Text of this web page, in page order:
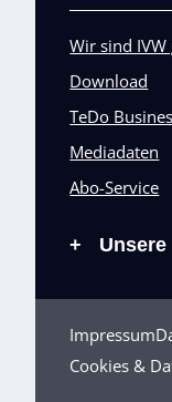
Wir sind
Download
TeDo
Mediadaten
Abo-Service
+
Impressum
Cookies &